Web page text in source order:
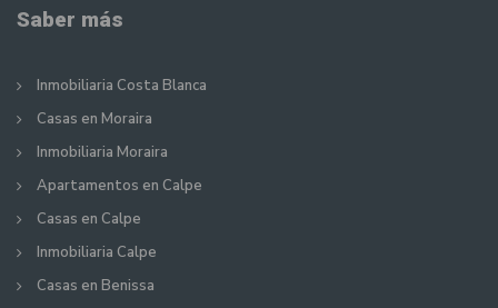
Saber más
Inmobiliaria Costa Blanca
Casas en Moraira
Inmobiliaria Moraira
Apartamentos en Calpe
Casas en Calpe
Inmobiliaria Calpe
Casas en Benissa